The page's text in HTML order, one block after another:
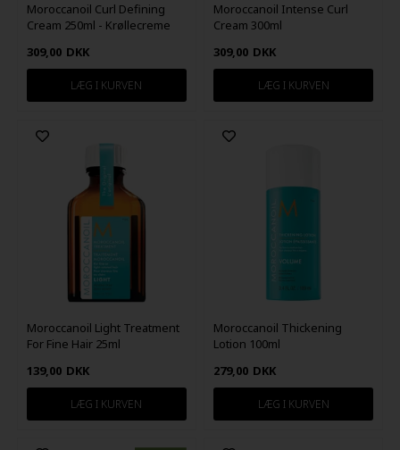
Moroccanoil Curl Defining
Cream 250ml - Krøllecreme
309,00 DKK
Moroccanoil Intense Curl
Cream 300ml
309,00 DKK
Moroccanoil Light Treatment
For Fine Hair 25ml
139,00 DKK
Moroccanoil Thickening
Lotion 100ml
279,00 DKK